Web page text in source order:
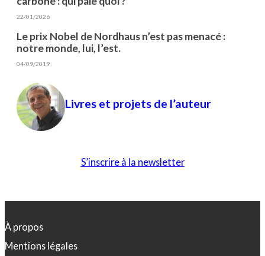
22/01/2026
Le prix Nobel de Nordhaus n’est pas menacé :
notre monde, lui, l’est.
04/09/2019
Livres et projets de l’auteur
S’inscrire à la newsletter
À propos
Mentions légales